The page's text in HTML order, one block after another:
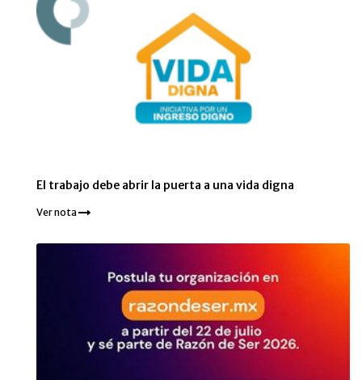
El trabajo debe abrir la puerta a una vida digna
Ver nota